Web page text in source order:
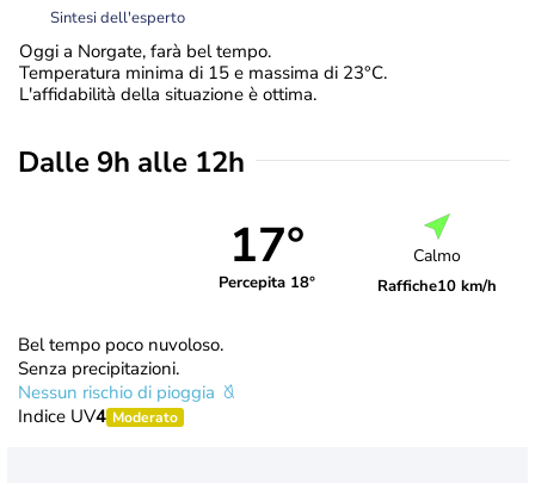
Sintesi dell'esperto
Oggi a Norgate, farà bel tempo.
Temperatura minima di 15 e massima di 23°C.
L'affidabilità della situazione è ottima.
Dalle 9h alle 12h
17°
Percepita 18°
Calmo
Raffiche10 km/h
Bel tempo poco nuvoloso.
Senza precipitazioni.
Nessun rischio di pioggia
Indice UV4 Moderato